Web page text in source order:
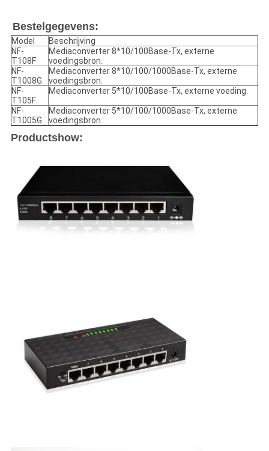
Bestelgegevens:
Model
Beschrijving
NF-
T108F
Mediaconverter 8*10/100Base-Tx, externe
voedingsbron.
NF-
T1008G
Mediaconverter 8*10/100/1000Base-Tx, externe
voedingsbron.
NF-
T105F
Mediaconverter 5*10/100Base-Tx, externe voeding.
NF-
T1005G
Mediaconverter 5*10/100/1000Base-Tx, externe
voedingsbron.
Productshow: